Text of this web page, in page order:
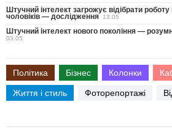
Штучний інтелект загрожує відібрати
чоловіків — дослідження 13.05
Штучний інтелект нового покоління —
03.05
Політика Бізнес Колонки
Життя і стиль Фоторепортажі